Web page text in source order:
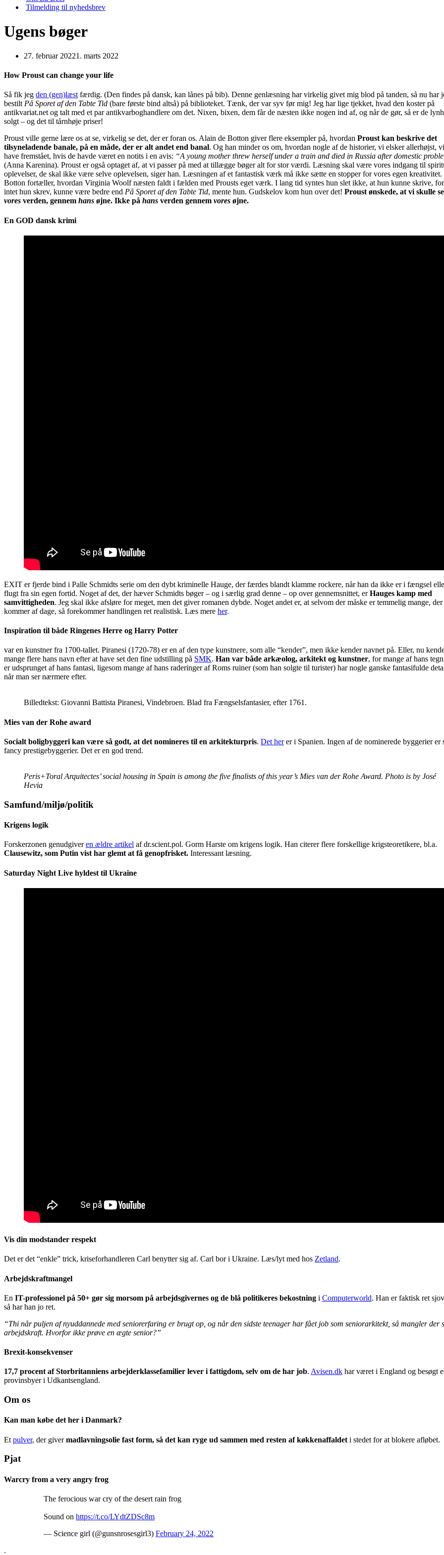
Tilmelding til nyhedsbrev
Ugens bøger
27. februar 20221. marts 2022
How Proust can change your life
Så fik jeg den (gen)læstfærdig. (Den findes på dansk, kan lånes på bib). Denne genlæsning har virkelig givet mig blod på tanden, så nu har
bestiltPå Sporet af den Tabte Tid (bare første bind altså) på biblioteket. Tænk, der var syv før mig! Jeg har lige tjekket, hvad den koster på
antikvariat.net og talt med et par antikvarboghandlere om det. Nixen, bixen, dem får de næsten ikke nogen ind af, og når de gør, så er de
solgt – og det til tårnhøje priser!
Proust ville gerne lære os at se, virkelig se det, der er foran os. Alain de Botton giver flere eksempler på, hvordan Proust kan beskrive det
tilsyneladende banale, på en måde, der er alt andet end banal. Og han minder os om, hvordan nogle af de historier, vi elsker allerhøjst,
have fremstået, hvis de havde været en notits i en avis: “A young mother threw herself under a train and died in Russia after domestic
(Anna Karenina). Proust er også optaget af, at vi passer på med at tillægge bøger alt for stor værdi. Læsning skal være vores indgang til
oplevelser, de skal ikke være selve oplevelsen, siger han. Læsningen af et fantastisk værk må ikke sætte en stopper for vores egen kreativitet.
Botton fortæller, hvordan Virginia Woolf næsten faldt i fælden med Prousts eget værk. I lang tid syntes hun slet ikke, at hun kunne skrive,
intet hun skrev, kunne være bedre end På Sporet af den Tabte Tid, mente hun. Gudskelov kom hun over det! Proust ønskede, at vi skulle
vores verden, gennem hans øjne. Ikke på hans verden gennem vores øjne.
En GOD dansk krimi
EXIT er fjerde bind i Palle Schmidts serie om den dybt kriminelle Hauge, der færdes blandt klamme rockere, når han da ikke er i fængsel
flugt fra sin egen fortid. Noget af det, der hæver Schmidts bøger – og i særlig grad denne – op over gennemsnittet, erHauges kamp med
samvittigheden. Jeg skal ikke afsløre for meget, men det giver romanen dybde. Noget andet er, at selvom der måske er temmelig mange, der
kommer af dage, så forekommer handlingen ret realistisk. Læs mere her.
Inspiration til både Ringenes Herre og Harry Potter
var en kunstner fra 1700-tallet. Piranesi (1720-78) er en af den type kunstnere, som alle “kender”, men ikke kender navnet på. Eller, nu
mange flere hans navn efter at have set den fine udstilling på SMK. Han var både arkæolog, arkitekt og kunstner, for mange af hans
er udsprunget af hans fantasi, ligesom mange af hans raderinger af Roms ruiner (som han solgte til turister) har nogle ganske fantasifulde
når man ser nærmere efter.
Billedtekst: Giovanni Battista Piranesi, Vindebroen. Blad fra Fængselsfantasier, efter 1761.
Mies van der Rohe award
Socialt boligbyggeri kan være så godt, at det nomineres til en arkitekturpris. Det herer i Spanien. Ingen af de nominerede byggerier er
fancy prestigebyggerier. Det er en god trend.
Peris+Toral Arquitectes’ social housing in Spain is among the five finalists of this year’s Mies van der Rohe Award. Photo is by José
Hevia
Samfund/miljø/politik
Krigens logik
Forskerzonen genudgiveren ældre artikel af dr.scient.pol. Gorm Harste om krigens logik. Han citerer flere forskellige krigsteoretikere, bl.a.
Clausewitz, som Putin vist har glemt at få genopfrisket. Interessant læsning.
Saturday Night Live hyldest til Ukraine
Vis din modstander respekt
Det er det “enkle” trick, kriseforhandleren Carl benytter sig af. Carl bor i Ukraine. Læs/lyt med hos Zetland.
Arbejdskraftmangel
En IT-professionel på 50+ gør sig morsom på arbejdsgivernes og de blå politikeres bekostning i Computerworld. Han er faktisk ret
så har han jo ret.
“Thi når puljen af nyuddannede med seniorerfaring er brugt op, og når den sidste teenager har fået job som seniorarkitekt, så mangler der
arbejdskraft. Hvorfor ikke prøve en ægte senior?”
Brexit-konsekvenser
17,7 procent af Storbritanniens arbejderklassefamilier lever i fattigdom, selv om de har job. Avisen.dk har været i England og besøgt
provinsbyer i Udkantsengland.
Om os
Kan man købe det her i Danmark?
Et pulver, der givermadlavningsolie fast form, så det kan ryge ud sammen med resten af køkkenaffaldet i stedet for at blokere afløbet.
Pjat
Warcry from a very angry frog
The ferocious war cry of the desert rain frog
Sound on https://t.co/LYdtZDSc8m
— Science girl (@gunsnrosesgirl3) February 24, 2022
.